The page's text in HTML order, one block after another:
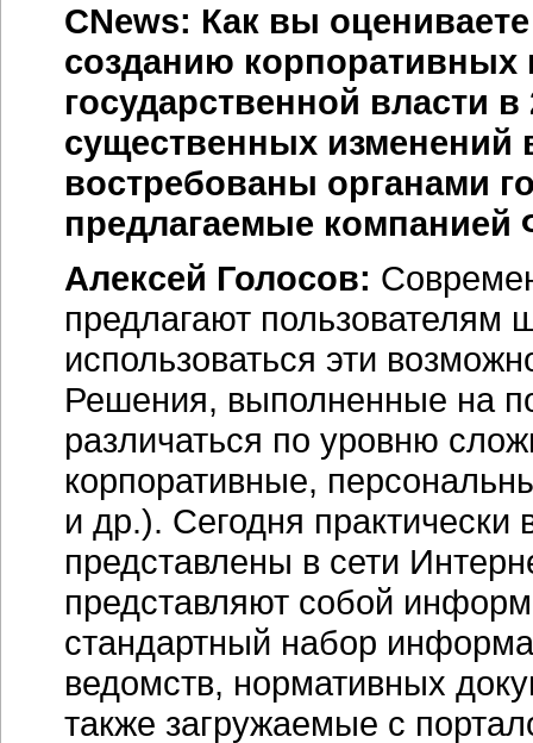
CNews: Как вы
созданию корпоративных
государственной власти в
существенных изменений
востребованы органами
предлагаемые
Алексей Голосов:
предлагают пользователям
использоваться эти
Решения, выполненные на
различаться по уровню
корпоративные,
и др.). Сегодня
представлены в сети
представляют собой
стандартный набор
ведомств, нормативных
также загружаемые с